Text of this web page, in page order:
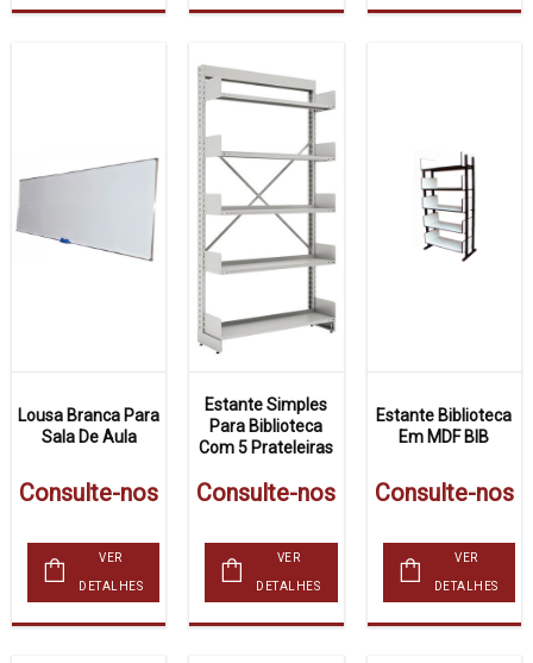
Lousa Branca Para
Sala De Aula
Consulte-nos
VER
DETALHES
Estante Simples
Para Biblioteca
Com 5 Prateleiras
Consulte-nos
VER
DETALHES
Estante Biblioteca
Em MDF BIB
Consulte-nos
VER
DETALHES